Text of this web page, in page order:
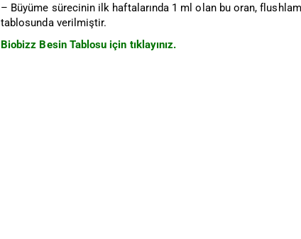
– Büyüme sürecinin ilk haftalarında 1 ml olan bu oran,
tablosunda verilmiştir.
Biobizz Besin Tablosu için tıklayınız.